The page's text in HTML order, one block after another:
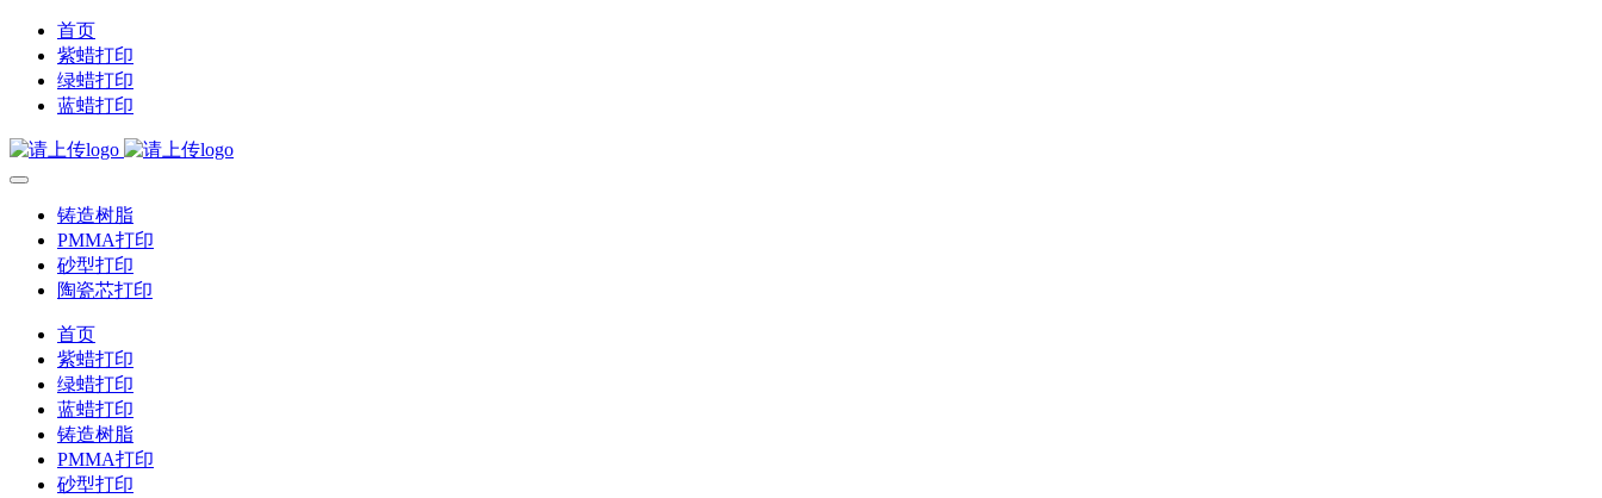
首页
紫蜡打印
绿蜡打印
蓝蜡打印
铸造树脂
PMMA打印
砂型打印
陶瓷芯打印
首页
紫蜡打印
绿蜡打印
蓝蜡打印
铸造树脂
PMMA打印
砂型打印